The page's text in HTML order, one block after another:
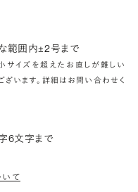
範囲内±2号まで
サイズを超えたお直しが難しい
ざいます。詳細はお問い合わせく
6文字まで
て